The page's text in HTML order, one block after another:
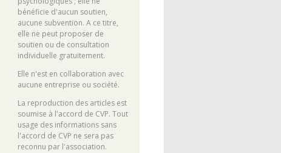
bénéficie d'aucun soutien,
aucune subvention. A ce titre,
elle ne peut proposer de
soutien ou de consultation
individuelle gratuitement.
Elle n'est en collaboration avec
aucune entreprise ou société.
La reproduction des articles est
soumise à l'accord de CVP. Tout
usage des informations sans
l'accord de CVP ne sera pas
reconnu par l'association.